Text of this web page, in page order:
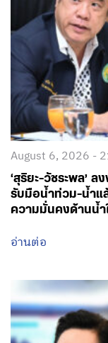
August 6, 2026 -
‘สุริยะ-วัชระพล’
รับมือน้ำท่วม-น้ำแ
ความมั่นคงด้านน้ำ
อ่านต่อ